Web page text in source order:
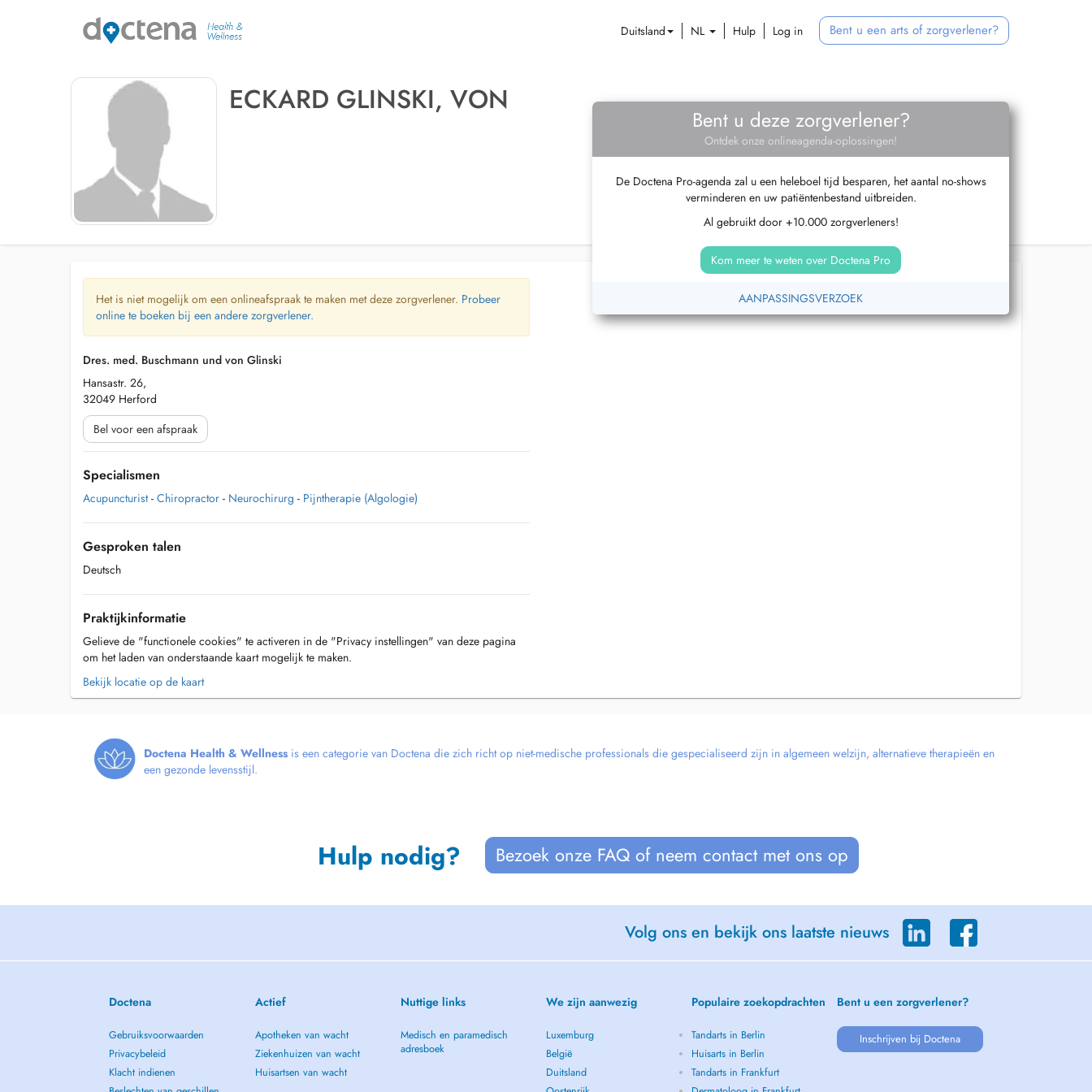
Duitsland NL Hulp Log in Bent u een arts of zorgverlener?
ECKARD GLINSKI, VON
Bent u deze zorgverlener?
Ontdek onze onlineagenda-oplossingen!
De Doctena Pro-agenda zal u een heleboel tijd besparen, het aantal no-shows
verminderen en uw patiëntenbestand uitbreiden.
Al gebruikt door +10.000 zorgverleners!
Kom meer te weten over Doctena Pro
AANPASSINGSVERZOEK
Het is niet mogelijk om een onlineafspraak te maken met deze zorgverlener. Probeer
online te boeken bij een andere zorgverlener.
Dres. med. Buschmann und von Glinski
Hansastr. 26,
32049 Herford
Bel voor een afspraak
Specialismen
Acupuncturist - Chiropractor - Neurochirurg - Pijntherapie (Algologie)
Gesproken talen
Deutsch
Praktijkinformatie
Gelieve de "functionele cookies" te activeren in de "Privacy instellingen" van deze pagina
om het laden van onderstaande kaart mogelijk te maken.
Bekijk locatie op de kaart
Doctena Health & Wellness is een categorie van Doctena die zich richt op niet-medische professionals die gespecialiseerd zijn in algemeen welzijn, alternatieve therapieën en
een gezonde levensstijl.
Hulp nodig? Bezoek onze FAQ of neem contact met ons op
Volg ons en bekijk ons laatste nieuws
Doctena
Gebruiksvoorwaarden
Privacybeleid
Klacht indienen
Actief
Apotheken van wacht
Ziekenhuizen van wacht
Huisartsen van wacht
Nuttige links
Medisch en paramedisch
adresboek
We zijn aanwezig
Luxemburg
België
Duitsland
Populaire zoekopdrachten
Tandarts in Berlin
Huisarts in Berlin
Tandarts in Frankfurt
Bent u een zorgverlener?
Inschrijven bij Doctena